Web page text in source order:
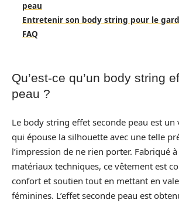
peau
Entretenir son body string pour le
FAQ
Qu’est-ce qu’un body string
peau ?
Le body string effet seconde peau est un
qui épouse la silhouette avec une telle
l’impression de ne rien porter. Fabriqué
matériaux techniques, ce vêtement est
confort et soutien tout en mettant en
féminines. L’effet seconde peau est